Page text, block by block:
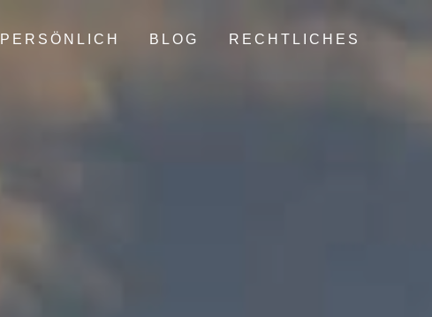
PERSÖNLICH BLOG RECHTLICHES